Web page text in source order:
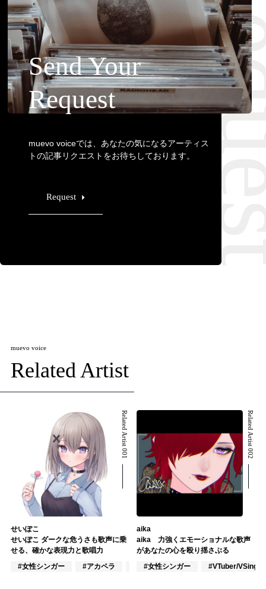
Send Your
Request
muevo voiceでは、あなたの気になるアーティス
トの記事リクエストをお待ちしております。
Request
muevo voice
Related Artist
Related Artist 001
せいぽこ
せいぽこ ダークな危うさも歌声に乗
せる、確かな表現力と歌唱力
#女性シンガー
#アカペラ #VOCALOID
Related Artist 002
aika
aika 力強くエモーショナルな歌声
があなたの心を殴り揺さぶる
#女性シンガー
#VTuber/VSinger